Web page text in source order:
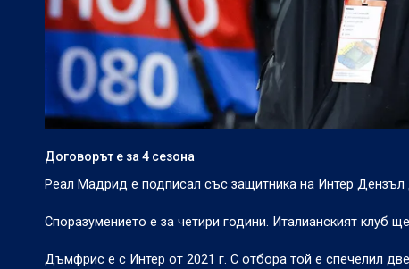
Договорът е за 4 сезона
Реал Мадрид е подписал със защитника на Интер
Споразумението е за четири години. Италианският клуб
Дъмфрис е с Интер от 2021 г. С отбора той е спечелил